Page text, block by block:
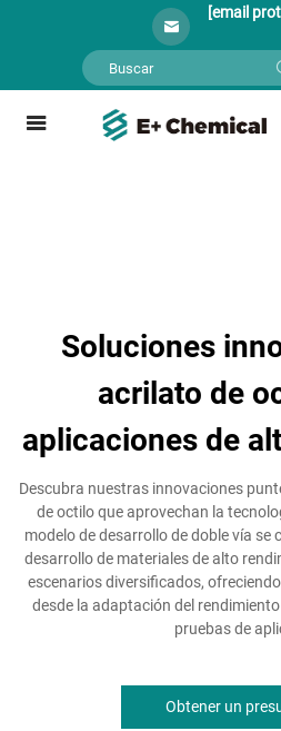
[email
Soluciones
acrilato de
aplicaciones de
Descubra nuestras innovaciones
de octilo que aprovechan la
modelo de desarrollo de doble vía se
desarrollo de materiales de alto
escenarios diversificados,
desde la adaptación del
pruebas de
Obtener un